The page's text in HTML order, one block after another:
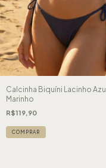
Calcinha Biquíni Lacinho Azul
Marinho
R$119,90
COMPRAR